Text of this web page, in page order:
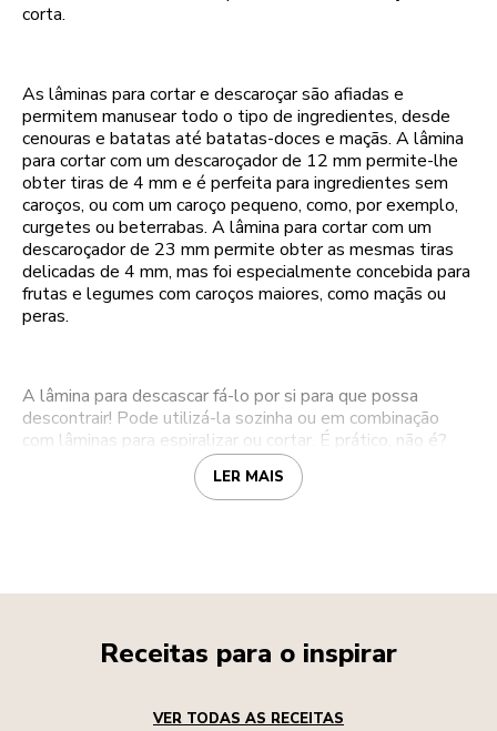
corta.
As lâminas para cortar e descaroçar são afiadas e
permitem manusear todo o tipo de ingredientes, desde
cenouras e batatas até batatas-doces e maçãs. A lâmina
para cortar com um descaroçador de 12 mm permite-lhe
obter tiras de 4 mm e é perfeita para ingredientes sem
caroços, ou com um caroço pequeno, como, por exemplo,
curgetes ou beterrabas. A lâmina para cortar com um
descaroçador de 23 mm permite obter as mesmas tiras
delicadas de 4 mm, mas foi especialmente concebida para
frutas e legumes com caroços maiores, como maçãs ou
peras.
A lâmina para descascar fá-lo por si para que possa
descontrair! Pode utilizá-la sozinha ou em combinação
com lâminas para espiralizar ou cortar. É prático, não é?
LER MAIS
Receitas para o inspirar
VER TODAS AS RECEITAS